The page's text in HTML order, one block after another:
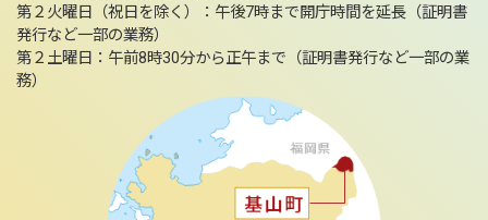
第２火曜日（祝日を除く）：午後7時まで開庁時間を延長（証明書
発行など一部の業務）
第２土曜日：午前8時30分から正午まで（証明書発行など一部の業
務）